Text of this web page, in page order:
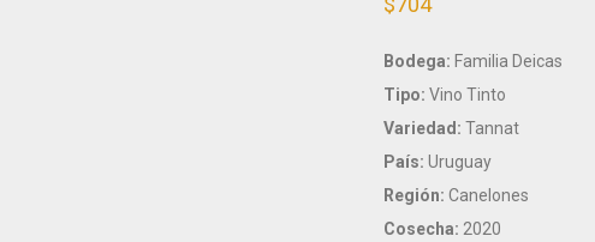
Bodega: Familia Deicas
Tipo: Vino Tinto
Variedad: Tannat
País: Uruguay
Región: Canelones
Cosecha: 2020